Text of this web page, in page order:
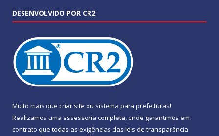
DESENVOLVIDO POR CR2
Muito mais que criar site ou sistema para prefeituras!
Realizamos uma assessoria completa, onde garantimos em
contrato que todas as exigências das leis de transparência